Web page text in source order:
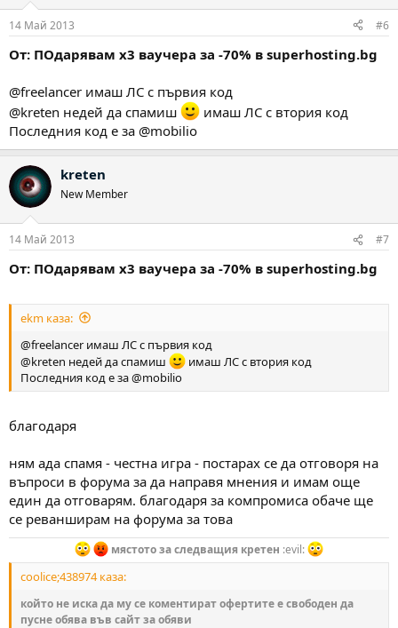
14 Май 2013 #6
От: ПОдарявам х3 ваучера за -70% в superhosting.bg
@freelancer имаш ЛС с първия код
@kreten недей да спамиш
имаш ЛС с втория код
Последния код е за @mobilio
kreten
New Member
14 Май 2013 #7
От: ПОдарявам х3 ваучера за -70% в superhosting.bg
ekm каза:
@freelancer имаш ЛС с първия код
@kreten недей да спамиш
имаш ЛС с втория код
Последния код е за @mobilio
благодаря
ням ада спамя - честна игра - постарах се да отговоря на
въпроси в форума за да направя мнения и имам още
един да отговарям. благодаря за компромиса обаче ще
се реванширам на форума за това
мястото за следващия кретен :evil:
coolice;438974 каза:
който не иска да му се коментират офертите е свободен да
пусне обява във сайт за обяви